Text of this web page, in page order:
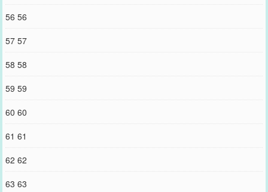
56 56
57 57
58 58
59 59
60 60
61 61
62 62
63 63